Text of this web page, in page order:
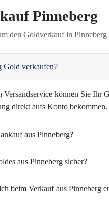
Pinneberg
den Goldverkauf in
Gold verkaufen?
Versandservice können Sie Ihr
direkt aufs Konto bekommen.
aus Pinneberg?
aus Pinneberg sicher?
beim Verkauf aus Pinneberg